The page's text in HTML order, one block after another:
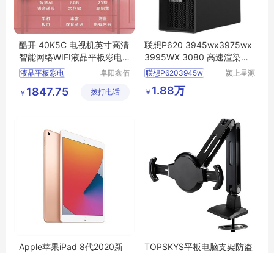
酷开 40K5C 电视机英寸高清
智能网络WIFI液晶平板彩电3
2 43
液晶平板彩电
电视机
阜阳鑫佰
限公司
￥ 1847.75 拨打电话
联想P620 3945wx3975wx
3995WX 3080 高速渲染办
公电脑主机
联想P6203945w
颍上星源
￥ 1.88万
Apple苹果iPad 8代2020新
TOPSKYS平板电脑支架防盗